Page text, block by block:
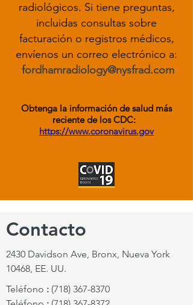
radiológicos. Si tiene preguntas,
incluidas consultas sobre
facturación o registros médicos,
envíenos un correo electrónico a:
fordhamradiology@nysfrad.com
Obtenga la información de salud más
reciente de los CDC:
https://www.coronavirus.gov
Contacto
2430 Davidson Ave, Bronx, Nueva York
10468, EE. UU.
Teléfono : (718) 367-8370